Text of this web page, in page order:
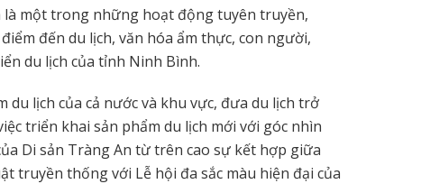
là một trong những hoạt động tuyên truyền,
đến du lịch, văn hóa ẩm thực, con người,
du lịch của tỉnh Ninh Bình.
lịch của cả nước và khu vực, đưa du lịch trở
triển khai sản phẩm du lịch mới với góc nhìn
Di sản Tràng An từ trên cao sự kết hợp giữa
truyền thống với Lễ hội đa sắc màu hiện đại của